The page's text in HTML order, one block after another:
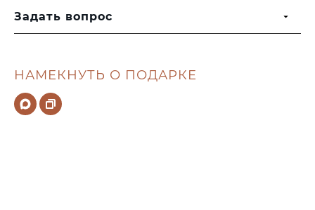
НАМЕКНУТЬ О ПОДАРКЕ
Задать вопрос